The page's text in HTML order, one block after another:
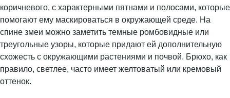
коричневого, с характерными пятнами и полосами, которые
помогают ему маскироваться в окружающей среде. На
спине змеи можно заметить темные ромбовидные или
треугольные узоры, которые придают ей дополнительную
схожесть с окружающими растениями и почвой. Брюхо, как
правило, светлее, часто имеет желтоватый или кремовый
оттенок.